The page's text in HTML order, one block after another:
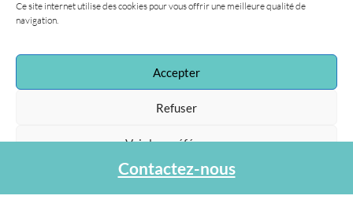
Ce site internet utilise des cookies pour vous offrir une meilleure qualité de
navigation.
Accepter
Refuser
Voir les préférences
Protection des données personnelles
Contactez-nous